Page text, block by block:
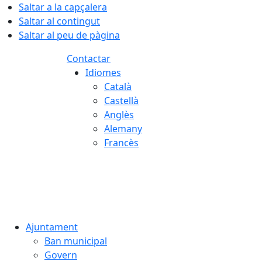
Saltar a la capçalera
Saltar al contingut
Saltar al peu de pàgina
Contactar
Idiomes
Català
Castellà
Anglès
Alemany
Francès
Ajuntament
Ban municipal
Govern